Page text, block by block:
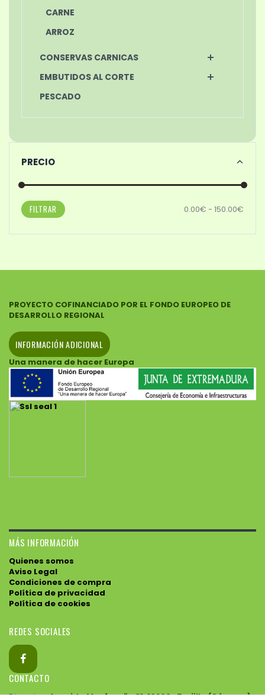
CARNE
ARROZ
CONSERVAS CARNICAS
EMBUTIDOS AL CORTE
PESCADO
PRECIO
FILTRAR 0.00€ - 150.00€
PROYECTO COFINANCIADO POR EL FONDO EUROPEO DE
DESARROLLO REGIONAL
INFORMACIÓN ADICIONAL
Una manera de hacer Europa
MÁS INFORMACIÓN
Quienes somos
Aviso Legal
Condiciones de compra
Política de privacidad
Política de cookies
REDES SOCIALES
CONTACTO